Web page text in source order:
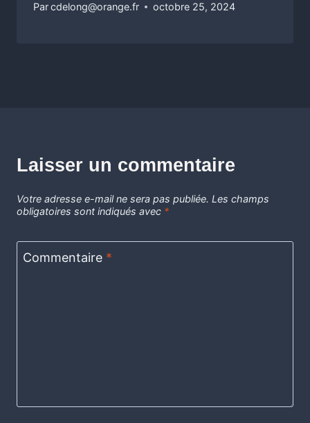
Parcdelong@orange.fr octobre 25, 2024
Laisser un commentaire
Votre adresse e-mail ne sera pas publiée. Les champs
obligatoires sont indiqués avec *
Commentaire *